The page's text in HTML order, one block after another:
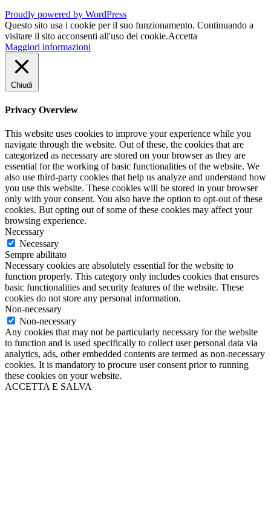
Proudly powered by WordPress
Questo sito usa i cookie per il suo funzionamento. Continuando a
visitare il sito acconsenti all'uso dei cookie.Accetta
Maggiori informazioni
Chiudi
Privacy Overview
This website uses cookies to improve your experience while you
navigate through the website. Out of these, the cookies that are
categorized as necessary are stored on your browser as they are
essential for the working of basic functionalities of the website. We
also use third-party cookies that help us analyze and understand how
you use this website. These cookies will be stored in your browser
only with your consent. You also have the option to opt-out of these
cookies. But opting out of some of these cookies may affect your
browsing experience.
Necessary
Necessary
Sempre abilitato
Necessary cookies are absolutely essential for the website to
function properly. This category only includes cookies that ensures
basic functionalities and security features of the website. These
cookies do not store any personal information.
Non-necessary
Non-necessary
Any cookies that may not be particularly necessary for the website
to function and is used specifically to collect user personal data via
analytics, ads, other embedded contents are termed as non-necessary
cookies. It is mandatory to procure user consent prior to running
these cookies on your website.
ACCETTA E SALVA